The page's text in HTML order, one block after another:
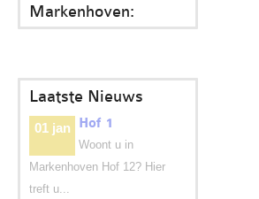
Markenhoven:
Laatste Nieuws
01 jan Hof 1
Woont u in
Markenhoven Hof 12? Hier
treft u...